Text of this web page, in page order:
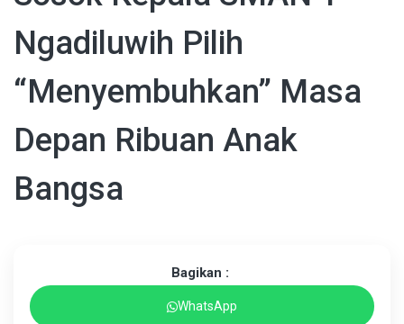
Ngadiluwih Pilih
“Menyembuhkan” Masa
Depan Ribuan Anak
Bangsa
Bagikan :
WhatsApp